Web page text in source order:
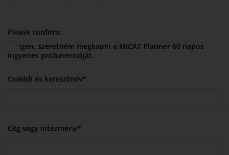
Please confirm:
Igen, szeretném megkapni a MiCAT Planner 60 napos
ingyenes próbaverzióját.
Családi és keresztnév*
Cég vagy intézmény*